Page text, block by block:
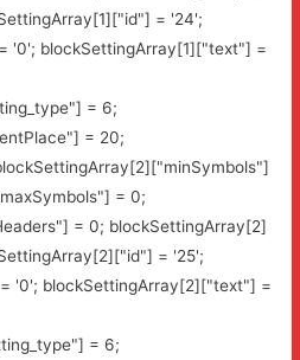
= '24';
'0'; blockSettingArray[1]["text"] =
= 6;
= 20;
= 0;
= 0; blockSettingArray[2]
= '25';
'0'; blockSettingArray[2]["text"] =
= 6;